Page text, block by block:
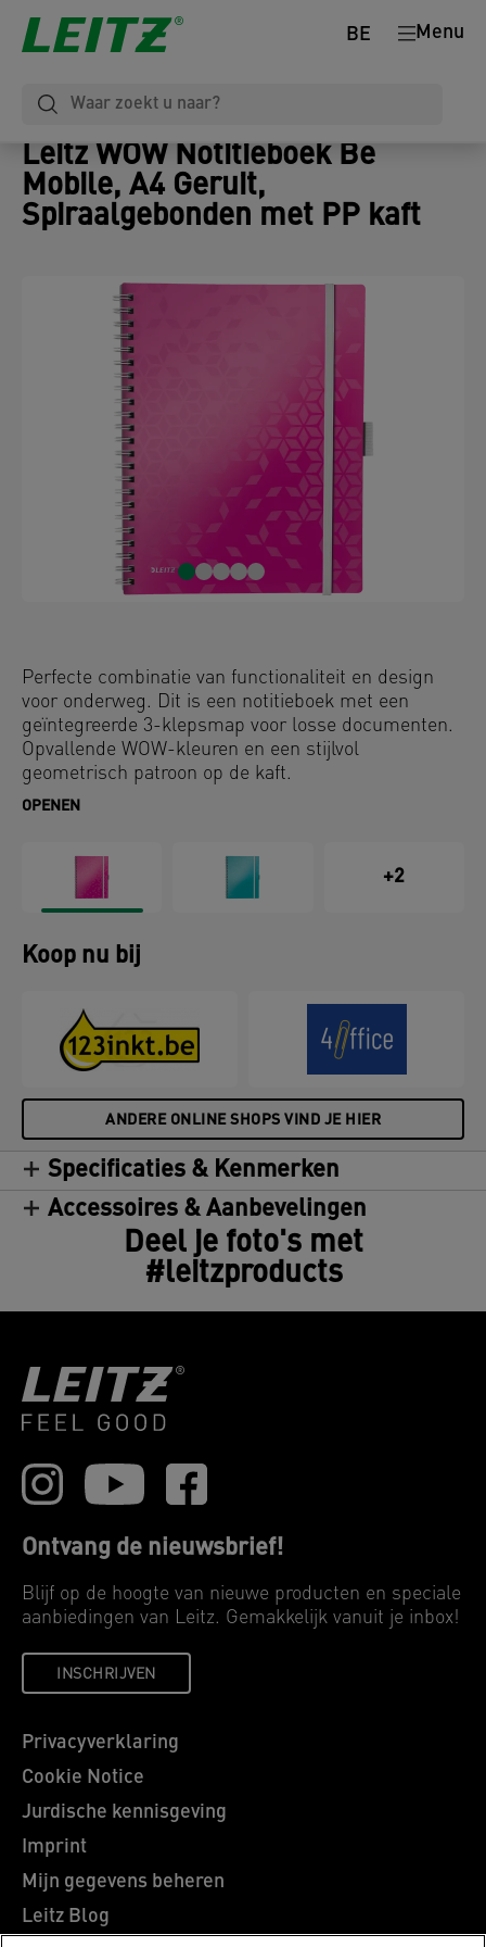
Menu
BE
Leitz WOW Notitieboek Be
Mobile, A4 Geruit,
Spiraalgebonden met PP kaft
Perfecte combinatie van functionaliteit en design
voor onderweg. Dit is een notitieboek met een
geïntegreerde 3-klepsmap voor losse documenten.
Opvallende WOW-kleuren en een stijlvol
geometrisch patroon op de kaft.
OPENEN
+2
Koop nu bij
ANDERE ONLINE SHOPS VIND JE HIER
Specificaties & Kenmerken
Accessoires & Aanbevelingen
Deel je foto's met
#leitzproducts
Ontvang de nieuwsbrief!
Blijf op de hoogte van nieuwe producten en speciale
aanbiedingen van Leitz. Gemakkelijk vanuit je inbox!
INSCHRIJVEN
Privacyverklaring
Cookie Notice
Jurdische kennisgeving
Imprint
Mijn gegevens beheren
Leitz Blog